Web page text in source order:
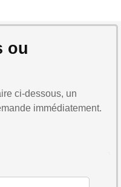
ou
ci-dessous, un
immédiatement.